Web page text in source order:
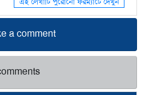
a comment